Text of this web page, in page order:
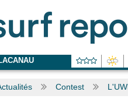
Contest